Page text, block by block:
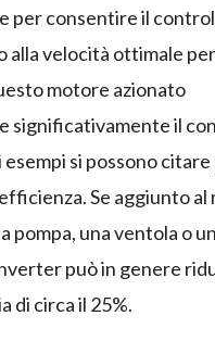
per consentire il
alla velocità ottimale
motore azionato
significativamente il
si possono citare
Se aggiunto al
pompa, una ventola o un
può in genere
di circa il 25%.